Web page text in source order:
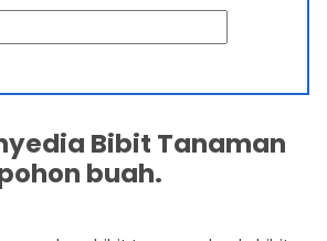
Bibit Tanaman
buah.